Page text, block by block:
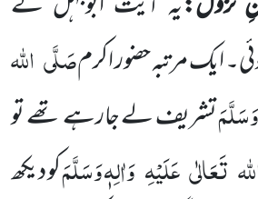
ایک مرتبہ حضور اکرمصَلَّی اللہ
تشریف لے جارہے تھے تو
تَعَالٰیعَلَیْہِ وَاٰلِہٖ وَسَلَّمَکو دیکھ